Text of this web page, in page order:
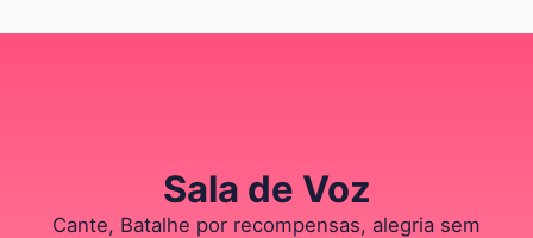
Sala de Voz
Cante, Batalhe por recompensas, alegria sem